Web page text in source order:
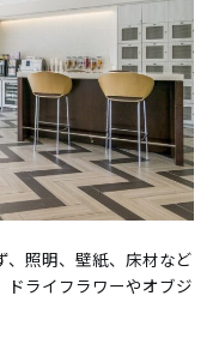
、照明、壁紙、床材など
ドライフラワーやオブジ